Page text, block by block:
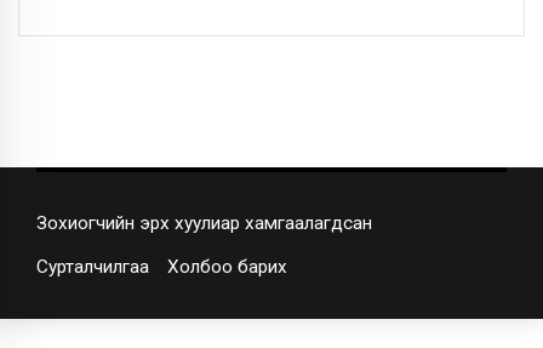
Зохиогчийн эрх хуулиар хамгаалагдсан
Сурталчилгаа Холбоо барих